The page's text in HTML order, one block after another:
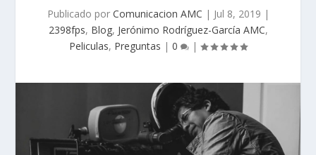
Publicado por Comunicacion AMC | Jul 8, 2019 |
2398fps, Blog, Jerónimo Rodríguez-García AMC,
Peliculas, Preguntas | 0 |